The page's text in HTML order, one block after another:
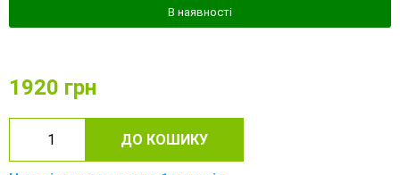
В наявності
1920 грн
ДО КОШИКУ